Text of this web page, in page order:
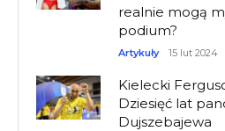
realnie mogą
podium?
Artykuły 15 lut 2024
Kielecki
Dziesięć lat
Dujszebajewa